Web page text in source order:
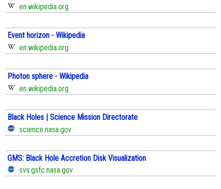
en.wikipedia.org
Event horizon - Wikipedia
en.wikipedia.org
Photon sphere - Wikipedia
en.wikipedia.org
Black Holes | Science Mission Directorate
science.nasa.gov
GMS: Black Hole Accretion Disk Visualization
svs.gsfc.nasa.gov